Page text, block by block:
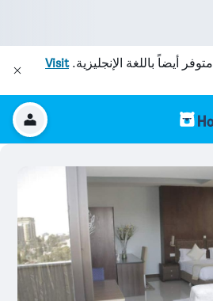
متوفر أيضاً باللغة الإنجليزية.Visit